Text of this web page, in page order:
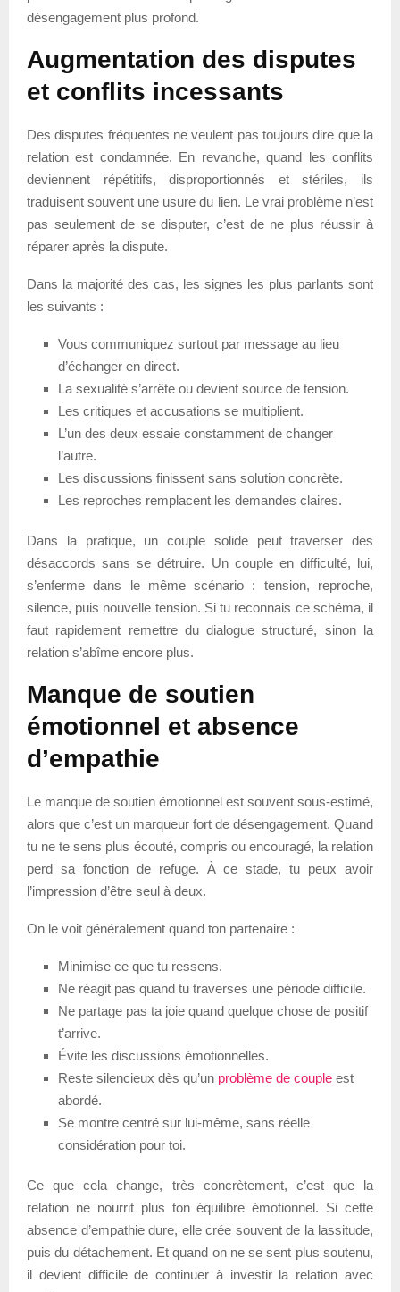
désengagement plus profond.
Augmentation des disputes
et conflits incessants
Des disputes fréquentes ne veulent pas toujours dire que la
relation est condamnée. En revanche, quand les conflits
deviennent répétitifs, disproportionnés et stériles, ils
traduisent souvent une usure du lien. Le vrai problème n’est
pas seulement de se disputer, c’est de ne plus réussir à
réparer après la dispute.
Dans la majorité des cas, les signes les plus parlants sont
les suivants :
Vous communiquez surtout par message au lieu
d’échanger en direct.
La sexualité s’arrête ou devient source de tension.
Les critiques et accusations se multiplient.
L’un des deux essaie constamment de changer
l’autre.
Les discussions finissent sans solution concrète.
Les reproches remplacent les demandes claires.
Dans la pratique, un couple solide peut traverser des
désaccords sans se détruire. Un couple en difficulté, lui,
s’enferme dans le même scénario : tension, reproche,
silence, puis nouvelle tension. Si tu reconnais ce schéma, il
faut rapidement remettre du dialogue structuré, sinon la
relation s’abîme encore plus.
Manque de soutien
émotionnel et absence
d’empathie
Le manque de soutien émotionnel est souvent sous-estimé,
alors que c’est un marqueur fort de désengagement. Quand
tu ne te sens plus écouté, compris ou encouragé, la relation
perd sa fonction de refuge. À ce stade, tu peux avoir
l’impression d’être seul à deux.
On le voit généralement quand ton partenaire :
Minimise ce que tu ressens.
Ne réagit pas quand tu traverses une période difficile.
Ne partage pas ta joie quand quelque chose de positif
t’arrive.
Évite les discussions émotionnelles.
Reste silencieux dès qu’un problème de couple est
abordé.
Se montre centré sur lui-même, sans réelle
considération pour toi.
Ce que cela change, très concrètement, c’est que la
relation ne nourrit plus ton équilibre émotionnel. Si cette
absence d’empathie dure, elle crée souvent de la lassitude,
puis du détachement. Et quand on ne se sent plus soutenu,
il devient difficile de continuer à investir la relation avec